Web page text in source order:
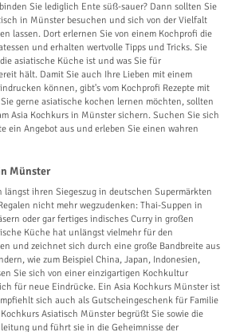
Sie lediglich Ente süß-sauer? Dann sollten Sie
in Münster besuchen und sich von der Vielfalt
lassen. Dort erlernen Sie von einem Kochprofi die
und erhalten wertvolle Tipps und Tricks. Sie
asiatische Küche ist und was Sie für
hält. Damit Sie auch Ihre Lieben mit einem
können, gibt's vom Kochprofi Rezepte mit
gerne asiatische kochen lernen möchten, sollten
Asia Kochkurs in Münster sichern. Suchen Sie sich
ein Angebot aus und erleben Sie einen wahren
Münster
längst ihren Siegeszug in deutschen Supermärkten
nicht mehr wegzudenken: Thai-Suppen in
oder gar fertiges indisches Curry in großen
Küche hat unlängst vielmehr für den
und zeichnet sich durch eine große Bandbreite aus
wie zum Beispiel China, Japan, Indonesien,
Sie sich von einer einzigartigen Kochkultur
für neue Eindrücke. Ein Asia Kochkurs Münster ist
sich auch als Gutscheingeschenk für Familie
Asiatisch Münster begrüßt Sie sowie die
und führt sie in die Geheimnisse der